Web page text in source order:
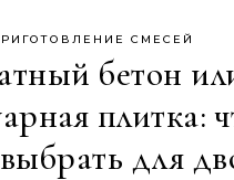
СМЕСЕЙ
бетон
плитка:
для